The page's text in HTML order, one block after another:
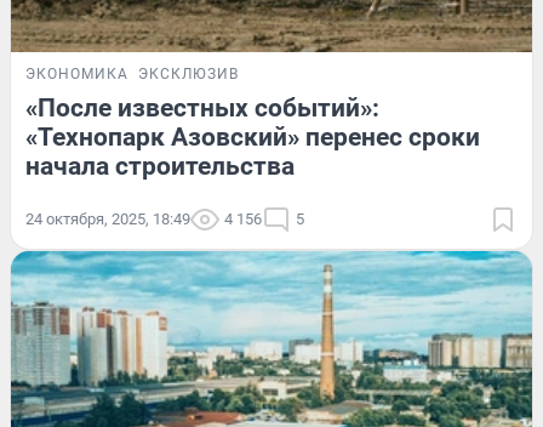
ЭКОНОМИКА ЭКСКЛЮЗИВ
«После известных событий»:
«Технопарк Азовский» перенес сроки
начала строительства
24 октября, 2025, 18:49 4 156 5